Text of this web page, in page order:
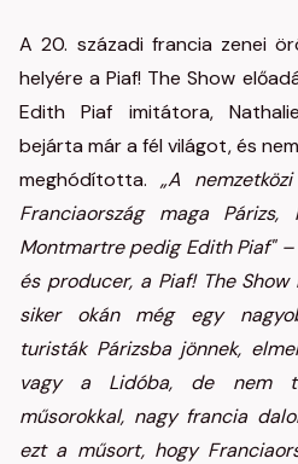
A 20. századi francia zenei
helyére a Piaf! The Show
Edith Piaf imitátora,
bejárta már a fél világot, és
meghódította. „A
Franciaország maga
Montmartre pedig Edith Piaf"
és producer, a Piaf! The
siker okán még egy
turisták Párizsba jönnek,
vagy a Lidóba, de nem
műsorokkal, nagy francia
ezt a műsort, hogy